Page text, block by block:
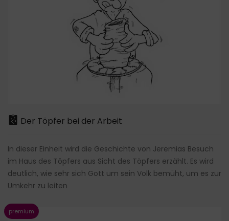
Der Töpfer bei der Arbeit
In dieser Einheit wird die Geschichte von Jeremias Besuch
im Haus des Töpfers aus Sicht des Töpfers erzählt. Es wird
deutlich, wie sehr sich Gott um sein Volk bemüht, um es zur
Umkehr zu leiten